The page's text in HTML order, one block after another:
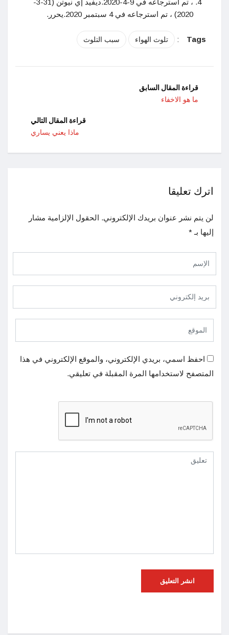
2020) ، تم استرجاعه في 4 سبتمبر 2020.يحرر.
Tags
: تلوث الهواء سبب التلوث
قراءة المقال السابق
ما هو الاخفاء
قراءة المقال التالي
ماذا يعني يساري
اترك تعليقا
لن يتم نشر عنوان بريدك الإلكتروني. الحقول الإلزامية مشار
إليها بـ *
احفظ اسمي، بريدي الإلكتروني، والموقع الإلكتروني في هذا
المتصفح لاستخدامها المرة المقبلة في تعليقي.